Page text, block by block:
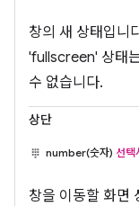
창의 새 상태입니
'fullscreen' 상태
수 없습니다.
상단
number(숫자) 선택
창을 이동할 화면